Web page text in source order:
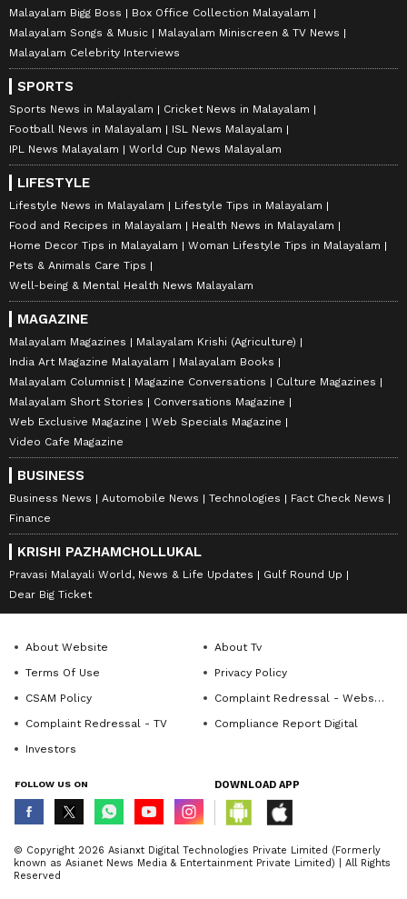
Malayalam Bigg Boss
Box Office Collection Malayalam
Malayalam Songs & Music
Malayalam Miniscreen & TV News
Malayalam Celebrity Interviews
SPORTS
Sports News in Malayalam
Cricket News in Malayalam
Football News in Malayalam
ISL News Malayalam
IPL News Malayalam
World Cup News Malayalam
LIFESTYLE
Lifestyle News in Malayalam
Lifestyle Tips in Malayalam
Food and Recipes in Malayalam
Health News in Malayalam
Home Decor Tips in Malayalam
Woman Lifestyle Tips in Malayalam
Pets & Animals Care Tips
Well-being & Mental Health News Malayalam
MAGAZINE
Malayalam Magazines
Malayalam Krishi (Agriculture)
India Art Magazine Malayalam
Malayalam Books
Malayalam Columnist
Magazine Conversations
Culture Magazines
Malayalam Short Stories
Conversations Magazine
Web Exclusive Magazine
Web Specials Magazine
Video Cafe Magazine
BUSINESS
Business News Automobile News Technologies
Fact Check News
Finance
KRISHI PAZHAMCHOLLUKAL
Pravasi Malayali World, News & Life Updates
Gulf Round Up
Dear Big Ticket
About Website
About Tv
Terms Of Use
Privacy Policy
CSAM Policy
Complaint Redressal - Website
Complaint Redressal - TV
Compliance Report Digital
Investors
FOLLOW US ON DOWNLOAD APP
© Copyright 2026 Asianxt Digital Technologies Private Limited (Formerly
known as Asianet News Media & Entertainment Private Limited) | All Rights
Reserved